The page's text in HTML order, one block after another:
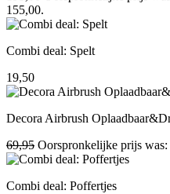
155,00.
Combi deal: Spelt
19,50
Decora Airbrush
69,95 Oorspronkelijke prijs was:
Combi deal: Poffertjes